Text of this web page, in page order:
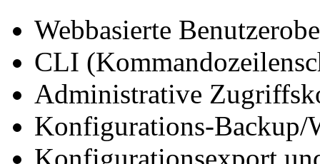
Webbasierte
CLI
Administrative
Konfigurations-Backup/
Konfigurationsexport